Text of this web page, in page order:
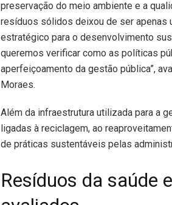
preservação do meio ambiente e a
resíduos sólidos deixou de ser apenas
estratégico para o desenvolvimento
queremos verificar como as políticas
aperfeiçoamento da gestão pública”,
Moraes.
Além da infraestrutura utilizada para a
ligadas à reciclagem, ao
de práticas sustentáveis pelas
Resíduos da saúde